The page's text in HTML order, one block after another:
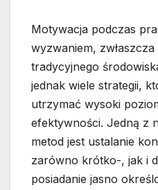
Motywacja podczas
wyzwaniem,
tradycyjnego
jednak wiele strategii,
utrzymać wysoki
efektywności. Jedną z
metod jest ustalanie
zarówno krótko-, jak i
posiadanie jasno